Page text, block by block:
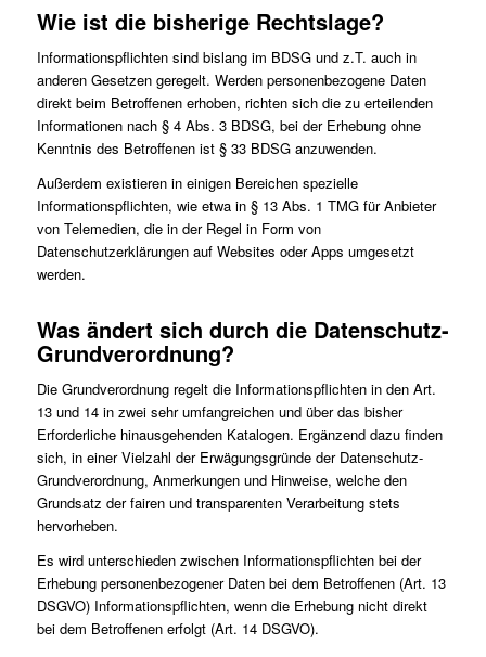
Wie ist die bisherige Rechtslage?
Informationspflichten sind bislang im BDSG und z.T. auch in
anderen Gesetzen geregelt. Werden personenbezogene Daten
direkt beim Betroffenen erhoben, richten sich die zu erteilenden
Informationen nach § 4 Abs. 3 BDSG, bei der Erhebung ohne
Kenntnis des Betroffenen ist § 33 BDSG anzuwenden.
Außerdem existieren in einigen Bereichen spezielle
Informationspflichten, wie etwa in § 13 Abs. 1 TMG für Anbieter
von Telemedien, die in der Regel in Form von
Datenschutzerklärungen auf Websites oder Apps umgesetzt
werden.
Was ändert sich durch die Datenschutz-
Grundverordnung?
Die Grundverordnung regelt die Informationspflichten in den Art.
13 und 14 in zwei sehr umfangreichen und über das bisher
Erforderliche hinausgehenden Katalogen. Ergänzend dazu finden
sich, in einer Vielzahl der Erwägungsgründe der Datenschutz-
Grundverordnung, Anmerkungen und Hinweise, welche den
Grundsatz der fairen und transparenten Verarbeitung stets
hervorheben.
Es wird unterschieden zwischen Informationspflichten bei der
Erhebung personenbezogener Daten bei dem Betroffenen (Art. 13
DSGVO) Informationspflichten, wenn die Erhebung nicht direkt
bei dem Betroffenen erfolgt (Art. 14 DSGVO).